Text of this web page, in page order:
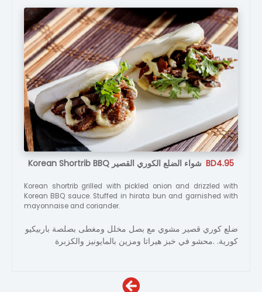
Korean Shortrib BBQ شواء الضلع الكوري القصير BD4.95
Korean shortrib grilled with pickled onion and drizzled with
Korean BBQ sauce. Stuffed in hirata bun and garnished with
mayonnaise and coriander.
ضلع كوري قصير مشوي مع بصل مخلل ومغطى بصلصة باربيكيو
كورية. .محشو في خبز هيراتا ومزين بالمايونيز والكزبرة